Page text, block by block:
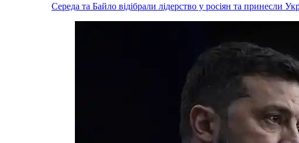
Середа та Байло відібрали лідерство у росіян та принесли